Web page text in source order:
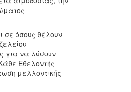
σε όσους θέλουν
για να λύσουν
Εθελοντής
μελλοντικής